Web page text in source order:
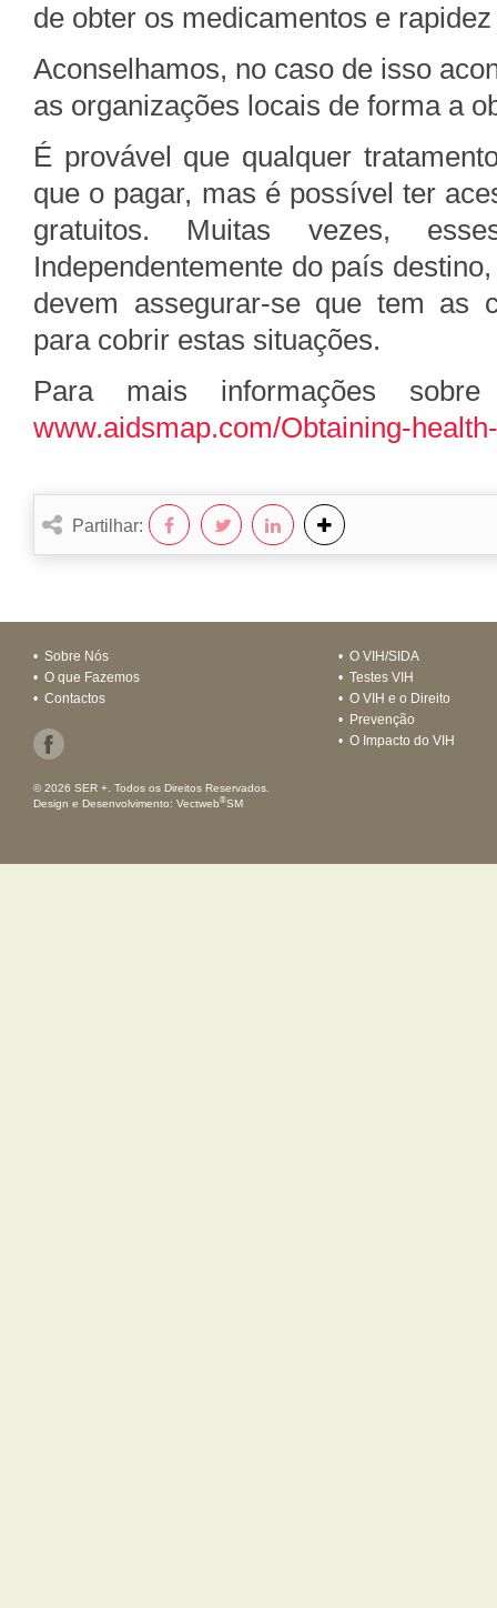
de obter os medicamentos e
Aconselhamos, no caso de isso
as organizações locais de forma a
É provável que qualquer
que o pagar, mas é possível ter
gratuitos. Muitas vezes,
Independentemente do país
devem assegurar-se que tem as
para cobrir estas situações.
Para mais informações
www.aidsmap.com/Obtaining-
Partilhar:
• Sobre Nós
• O que Fazemos
• Contactos
• O VIH/SIDA
• Testes VIH
• O VIH e o Direito
• Prevenção
• O Impacto do VIH
© 2026 SER +. Todos os Direitos Reservados.
Design e Desenvolvimento: Vectweb®SM